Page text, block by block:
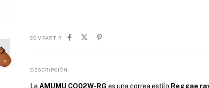
COMPARTIR
DESCRIPCIÓN
La AMUMU CO02W-RG es una correa estilo Reggae